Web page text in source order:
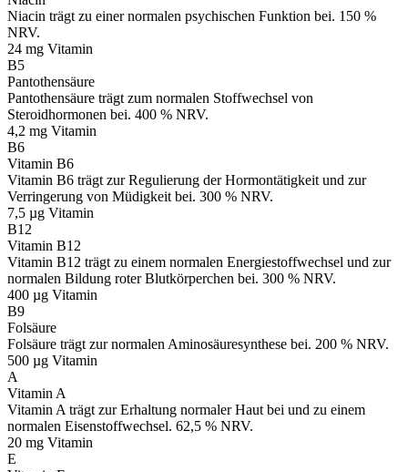
Niacin trägt zu einer normalen psychischen Funktion bei. 150 %
NRV.
24 mg Vitamin
B5
Pantothensäure
Pantothensäure trägt zum normalen Stoffwechsel von
Steroidhormonen bei. 400 % NRV.
4,2 mg Vitamin
B6
Vitamin B6
Vitamin B6 trägt zur Regulierung der Hormontätigkeit und zur
Verringerung von Müdigkeit bei. 300 % NRV.
7,5 µg Vitamin
B12
Vitamin B12
Vitamin B12 trägt zu einem normalen Energiestoffwechsel und zur
normalen Bildung roter Blutkörperchen bei. 300 % NRV.
400 µg Vitamin
B9
Folsäure
Folsäure trägt zur normalen Aminosäuresynthese bei. 200 % NRV.
500 µg Vitamin
A
Vitamin A
Vitamin A trägt zur Erhaltung normaler Haut bei und zu einem
normalen Eisenstoffwechsel. 62,5 % NRV.
20 mg Vitamin
E